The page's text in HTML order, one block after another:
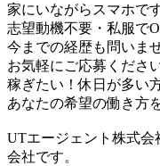
家にいながらスマホで
志望動機不要・私服で
今までの経歴も問いま
お気軽にご応募くださ
稼ぎたい！休日が多い
あなたの希望の働き方
UTエージェント株式会
会社です。